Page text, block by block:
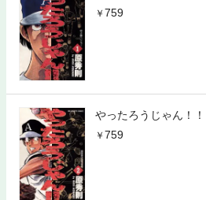
759
やったろうじゃん！！
759